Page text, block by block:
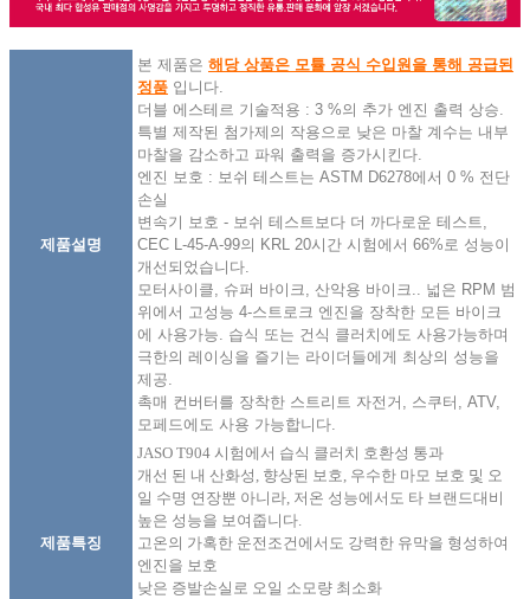
제품설명
본 제품은 해당 상품은 모튤 공식 수입원을 통해 공급된
정품 입니다.
더블 에스테르 기술적용 : 3 %의 추가 엔진 출력 상승.
특별 제작된 첨가제의 작용으로 낮은 마찰 계수는 내부
마찰을 감소하고 파워 출력을 증가시킨다.
엔진 보호 : 보쉬 테스트는 ASTM D6278에서 0 % 전단
손실
변속기 보호 - 보쉬 테스트보다 더 까다로운 테스트,
CEC L-45-A-99의 KRL 20시간 시험에서 66%로 성능이
개선되었습니다.
모터사이클, 슈퍼 바이크, 산악용 바이크.. 넓은 RPM 범
위에서 고성능 4-스트로크 엔진을 장착한 모든 바이크
에 사용가능. 습식 또는 건식 클러치에도 사용가능하며
극한의 레이싱을 즐기는 라이더들에게 최상의 성능을
제공.
촉매 컨버터를 장착한 스트리트 자전거, 스쿠터, ATV,
모페드에도 사용 가능합니다.
제품특징
JASO T904 시험에서 습식 클러치 호환성 통과
개선 된 내 산화성, 향상된 보호, 우수한 마모 보호 및 오
일 수명 연장뿐 아니라, 저온 성능에서도 타 브랜드대비
높은 성능을 보여줍니다.
고온의 가혹한 운전조건에서도 강력한 유막을 형성하여
엔진을 보호
낮은 증발손실로 오일 소모량 최소화